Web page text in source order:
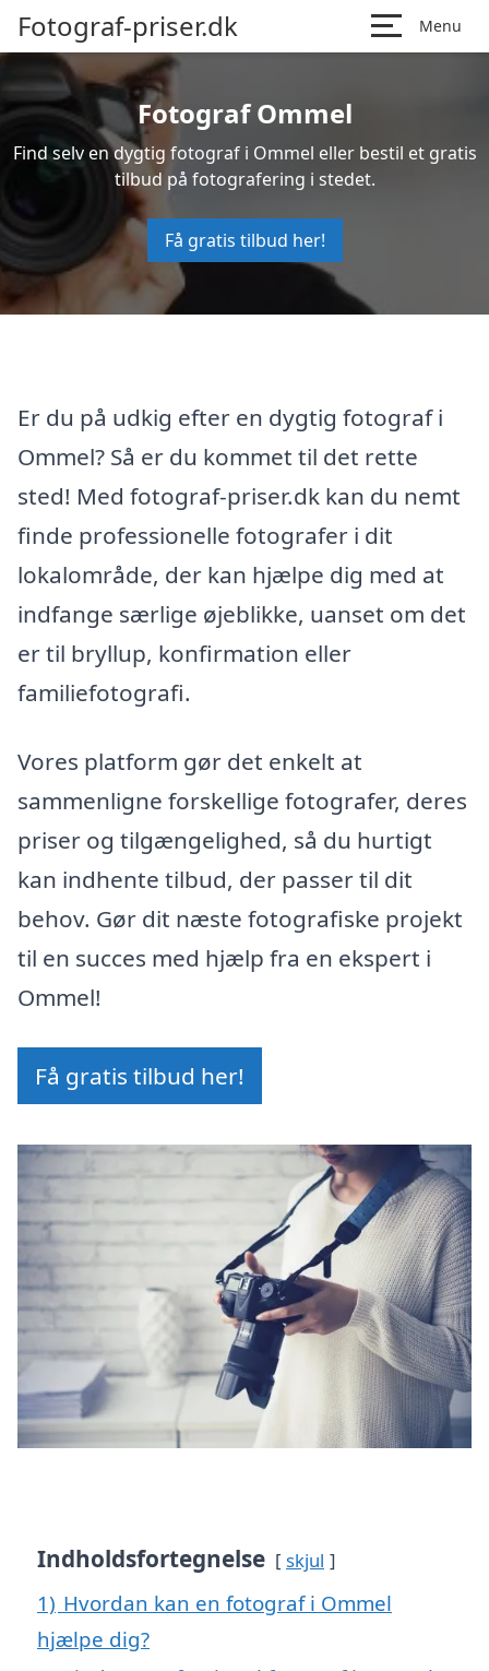
Fotograf-priser.dk Menu
Fotograf Ommel
Find selv en dygtig fotograf i Ommel eller bestil et gratis
tilbud på fotografering i stedet.
Få gratis tilbud her!
Er du på udkig efter en dygtig fotograf i
Ommel? Så er du kommet til det rette
sted! Med fotograf-priser.dk kan du nemt
finde professionelle fotografer i dit
lokalområde, der kan hjælpe dig med at
indfange særlige øjeblikke, uanset om det
er til bryllup, konfirmation eller
familiefotografi.
Vores platform gør det enkelt at
sammenligne forskellige fotografer, deres
priser og tilgængelighed, så du hurtigt
kan indhente tilbud, der passer til dit
behov. Gør dit næste fotografiske projekt
til en succes med hjælp fra en ekspert i
Ommel!
Få gratis tilbud her!
Indholdsfortegnelse skjul
1) Hvordan kan en fotograf i Ommel
hjælpe dig?